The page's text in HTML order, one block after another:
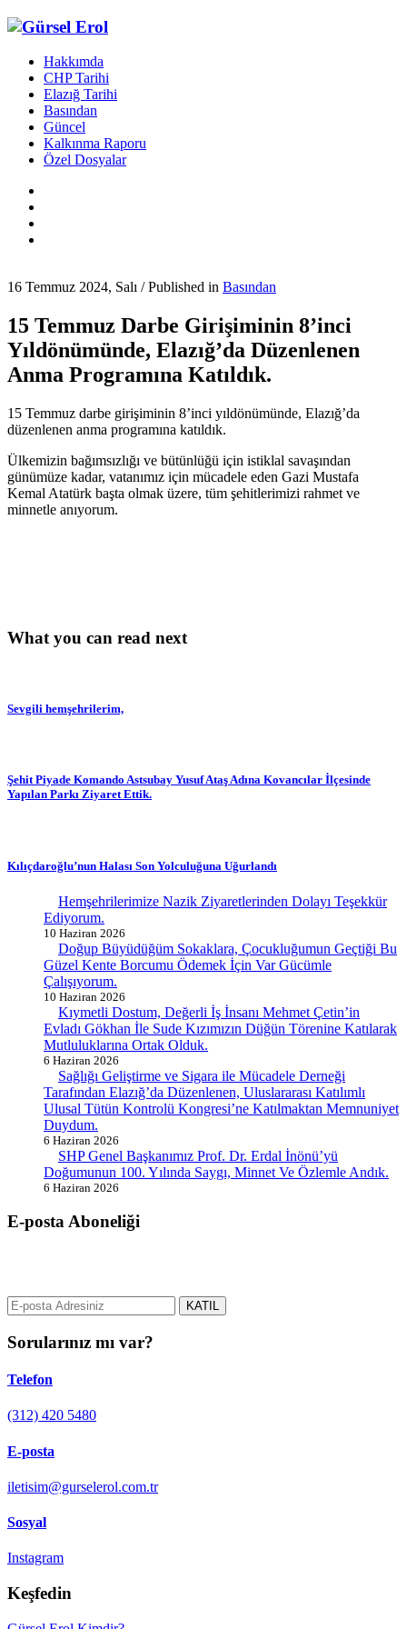
Hakkımda
CHP Tarihi
Elazığ Tarihi
Basından
Güncel
Kalkınma Raporu
Özel Dosyalar
16 Temmuz 2024, Salı /Published in Basından
15 Temmuz Darbe Girişiminin 8’inci
Yıldönümünde, Elazığ’da Düzenlenen
Anma Programına Katıldık.
15 Temmuz darbe girişiminin 8’inci yıldönümünde, Elazığ’da
düzenlenen anma programına katıldık.
Ülkemizin bağımsızlığı ve bütünlüğü için istiklal savaşından
günümüze kadar, vatanımız için mücadele eden Gazi Mustafa
Kemal Atatürk başta olmak üzere, tüm şehitlerimizi rahmet ve
minnetle anıyorum.
What you can read next
Sevgili hemşehrilerim,
Şehit Piyade Komando Astsubay Yusuf Ataş Adına Kovancılar İlçesinde
Yapılan Parkı Ziyaret Ettik.
Kılıçdaroğlu’nun Halası Son Yolculuğuna Uğurlandı
Hemşehrilerimize Nazik Ziyaretlerinden Dolayı Teşekkür
Ediyorum.
10 Haziran 2026
Doğup Büyüdüğüm Sokaklara, Çocukluğumun Geçtiği Bu
Güzel Kente Borcumu Ödemek İçin Var Gücümle
Çalışıyorum.
10 Haziran 2026
Kıymetli Dostum, Değerli İş İnsanı Mehmet Çetin’in
Evladı Gökhan İle Sude Kızımızın Düğün Törenine Katılarak
Mutluluklarına Ortak Olduk.
6 Haziran 2026
Sağlığı Geliştirme ve Sigara ile Mücadele Derneği
Tarafından Elazığ’da Düzenlenen, Uluslararası Katılımlı
Ulusal Tütün Kontrolü Kongresi’ne Katılmaktan Memnuniyet
Duydum.
6 Haziran 2026
SHP Genel Başkanımız Prof. Dr. Erdal İnönü’yü
Doğumunun 100. Yılında Saygı, Minnet Ve Özlemle Andık.
6 Haziran 2026
E-posta Aboneliği
KATIL
Sorularınız mı var?
Telefon
(312) 420 5480
E-posta
iletisim@gurselerol.com.tr
Sosyal
Instagram
Keşfedin